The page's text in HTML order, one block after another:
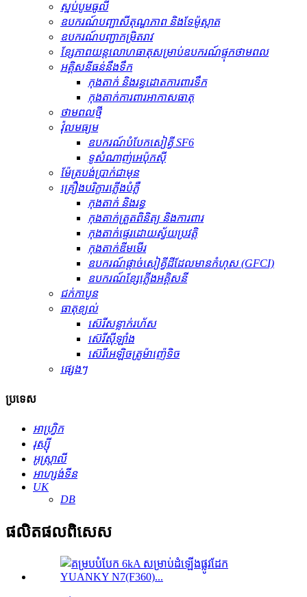
ស្នប់បូមធូលី
ឧបករណ៍បញ្ជាសីតុណ្ហភាព និងទែម៉ូស្តាត
ឧបករណ៍បញ្ជាកម្រិតរាវ
ខ្សែភាពយន្តលោហធាតុសម្រាប់ឧបករណ៍ផ្ទុកថាមពល
អគ្គិសនីធន់នឹងទឹក
កុងតាក់ និងរន្ធដោតការពារទឹក
កុងតាក់ការពារអាកាសធាតុ
ថាមពលថ្មី
វ៉ុលមធ្យម
ឧបករណ៍បំបែកសៀគ្វី SF6
ទូសំណាញ់អេប៉ុកស៊ី
ម៉ែត្របង់ប្រាក់ជាមុន
គ្រឿងបរិក្ខារភ្លើងបំភ្លឺ
កុងតាក់ និងរន្ធ
កុងតាក់ត្រួតពិនិត្យ និងការពារ
កុងតាក់ផ្ទេរដោយស្វ័យប្រវត្តិ
កុងតាក់ឌីមមើរ
ឧបករណ៍​ផ្តាច់​សៀគ្វី​ដី​ដែល​មាន​កំហុស (GFCI)
ឧបករណ៍ខ្សែភ្លើងអគ្គិសនី
ជក់កាបូន
ធាតុ​ខ្យល់
ស៊េរីសន្លាក់រហ័ស
ស៊េរីស៊ីឡាំង
ស៊េរីអេឡិចត្រូម៉ាញ៉េទិច
ផ្សេងៗ
ប្រទេស
អាហ្វ្រិក
រុស្ស៊ី
អូស្ត្រាលី
អាហ្សង់ទីន
UK
DB
ផលិតផល​ពិសេស